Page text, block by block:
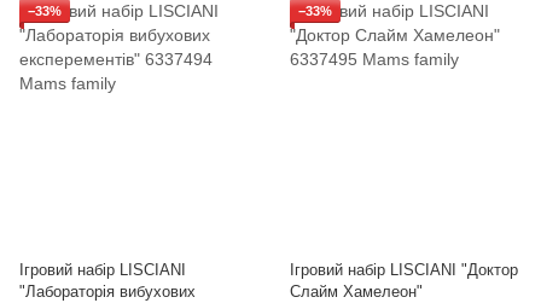
−33%
Ігровий набір LISCIANI
"Лабораторія вибухових
−33%
Ігровий набір LISCIANI "Доктор
Слайм Хамелеон"